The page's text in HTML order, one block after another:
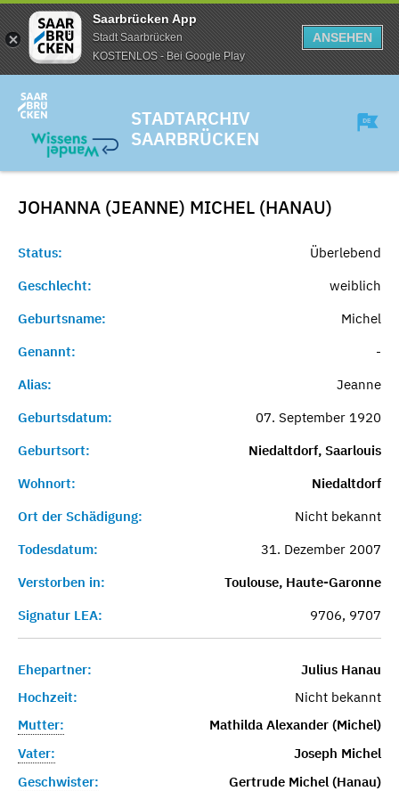
Saarbrücken App
Stadt Saarbrücken
KOSTENLOS - Bei Google Play
ANSEHEN
STADTARCHIV
SAARBRÜCKEN
JOHANNA (JEANNE) MICHEL (HANAU)
Status:
Überlebend
Geschlecht:
weiblich
Geburtsname:
Michel
Genannt:
-
Alias:
Jeanne
Geburtsdatum:
07. September 1920
Geburtsort:
Niedaltdorf, Saarlouis
Wohnort:
Niedaltdorf
Ort der Schädigung:
Nicht bekannt
Todesdatum:
31. Dezember 2007
Verstorben in:
Toulouse, Haute-Garonne
Signatur LEA:
9706, 9707
Ehepartner:
Julius Hanau
Hochzeit:
Nicht bekannt
Mutter:
Mathilda Alexander (Michel)
Vater:
Joseph Michel
Geschwister:
Gertrude Michel (Hanau)